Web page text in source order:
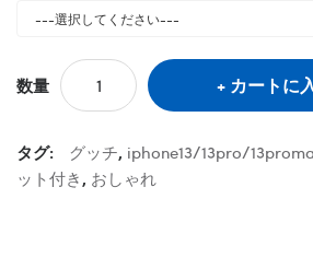
数量 カートに
タグ: グッチ, iphone13/13pro/
ット付き, おしゃれ